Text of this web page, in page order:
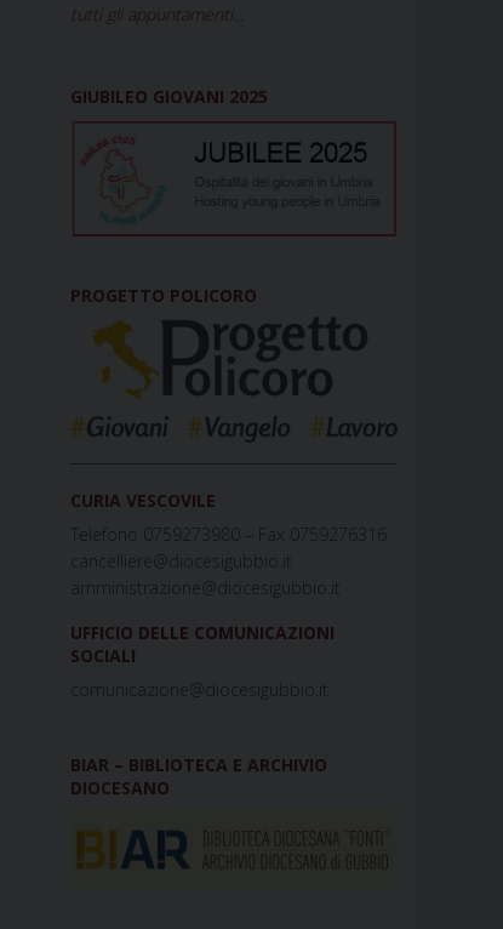
tutti gli appuntamenti...
GIUBILEO GIOVANI 2025
PROGETTO POLICORO
CURIA VESCOVILE
Telefono 0759273980 – Fax 0759276316
cancelliere@diocesigubbio.it
amministrazione@diocesigubbio.it
UFFICIO DELLE COMUNICAZIONI
SOCIALI
comunicazione@diocesigubbio.it
BIAR – BIBLIOTECA E ARCHIVIO
DIOCESANO